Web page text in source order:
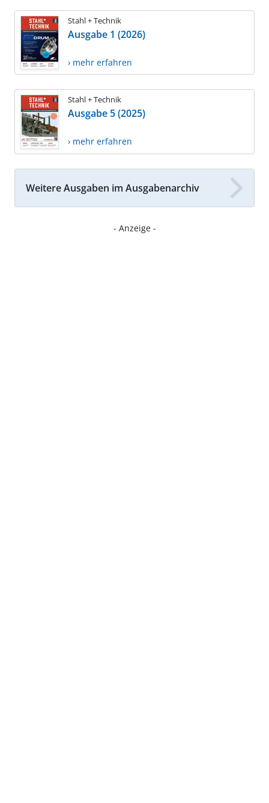
Stahl + Technik
Ausgabe 1 (2026)
› mehr erfahren
Stahl + Technik
Ausgabe 5 (2025)
› mehr erfahren
Weitere Ausgaben im Ausgabenarchiv
- Anzeige -